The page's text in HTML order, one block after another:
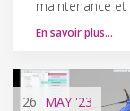
maintenance
En savoir plus…
26 MAY '23